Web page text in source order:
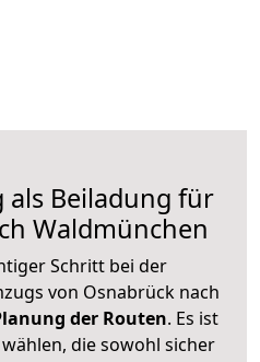
als Beiladung für
Waldmünchen
Schritt bei der
von Osnabrück nach
der Routen. Es ist
die sowohl sicher